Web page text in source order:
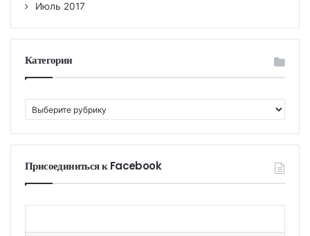
Июль 2017
Категории
а
т
г
и
Присоединиться к Facebook